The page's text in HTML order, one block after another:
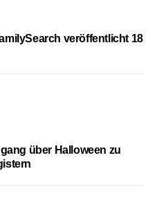
veröffentlicht 18
über Halloween zu